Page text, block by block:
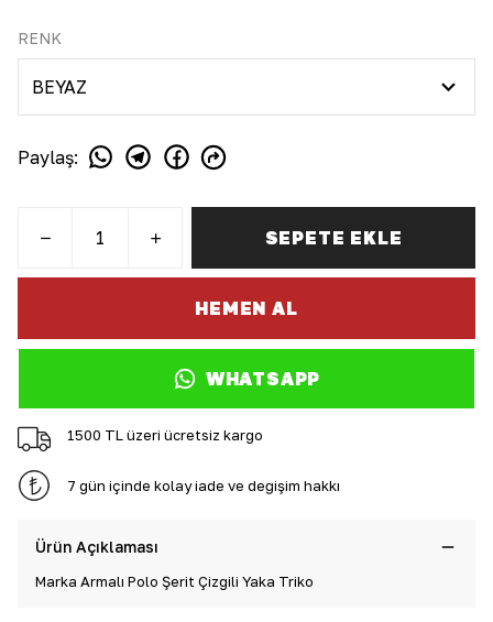
RENK
Paylaş:
SEPETE EKLE
HEMEN AL
WHATSAPP
1500 TL üzeri ücretsiz kargo
7 gün içinde kolay iade ve değişim hakkı
Ürün Açıklaması
Marka Armalı Polo Şerit Çizgili Yaka Triko